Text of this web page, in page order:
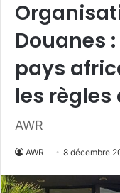
Douanes
pays
les règles
AWR
AWR 8 décembre